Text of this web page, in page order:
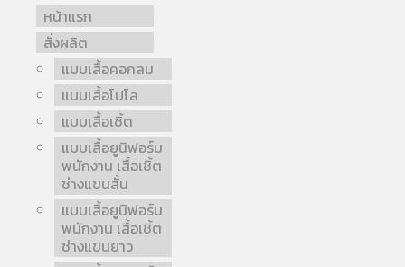
หน้าแรก
สั่งผลิต
แบบเสื้อคอกลม
แบบเสื้อโปโล
แบบเสื้อเชิ้ต
แบบเสื้อยูนิฟอร์ม
พนักงาน เสื้อเชิ้ต
ช่างแขนสั้น
แบบเสื้อยูนิฟอร์ม
พนักงาน เสื้อเชิ้ต
ช่างแขนยาว